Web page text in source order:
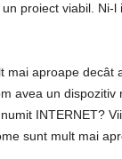
proiect viabil. Ni-
mai aproape
avea un
INTERNET?
sunt mult mai